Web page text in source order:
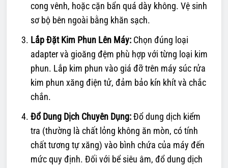
cong vênh, hoặc cặn bẩn quá dày không. Vệ sinh
sơ bộ bên ngoài bằng khăn sạch.
Lắp Đặt Kim Phun Lên Máy: Chọn đúng loại
adapter và gioăng đệm phù hợp với từng loại kim
phun. Lắp kim phun vào giá đỡ trên máy súc rửa
kim phun xăng điện tử, đảm bảo kín khít và chắc
chắn.
Đổ Dung Dịch Chuyên Dụng:Đổ dung dịch kiểm
tra (thường là chất lỏng không ăn mòn, có tính
chất tương tự xăng) vào bình chứa của máy đến
mức quy định. Đối với bể siêu âm, đổ dung dịch